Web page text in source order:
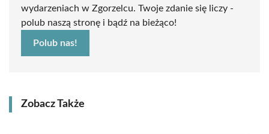
wydarzeniach w Zgorzelcu. Twoje zdanie się liczy -
polub naszą stronę i bądź na bieżąco!
Polub nas!
Zobacz Także